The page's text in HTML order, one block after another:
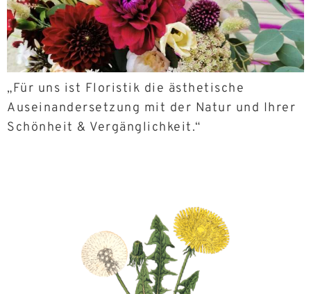
„Für uns ist Floristik die ästhetische
Auseinandersetzung mit der Natur und Ihrer
Schönheit & Vergänglichkeit.“